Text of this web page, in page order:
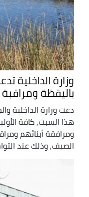
وزارة الداخلية
باليقظة ومراقبة
دعت وزارة الداخلية
هذا السبت, كافة
ومرافقة أبنائهم
الصيف, وذلك عند